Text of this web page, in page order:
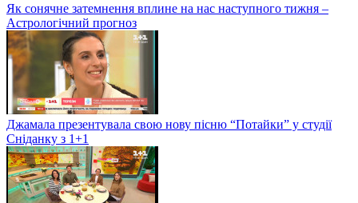
Як сонячне затемнення вплине на нас наступного тижня –
Астрологічний прогноз
Джамала презентувала свою нову пісню “Потайки” у студії
Сніданку з 1+1